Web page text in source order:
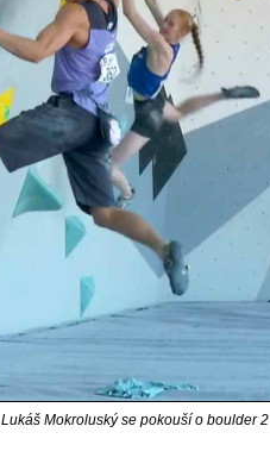
Lukáš Mokroluský se pokouší o boulder 2